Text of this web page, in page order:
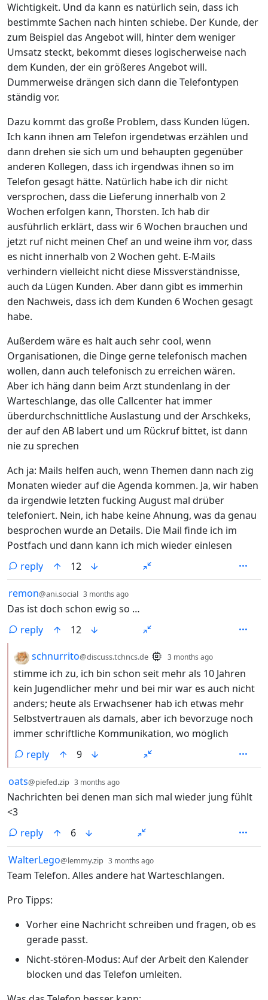
Wichtigkeit. Und da kann es natürlich sein, dass ich
bestimmte Sachen nach hinten schiebe. Der Kunde, der
zum Beispiel das Angebot will, hinter dem weniger
Umsatz steckt, bekommt dieses logischerweise nach
dem Kunden, der ein größeres Angebot will.
Dummerweise drängen sich dann die Telefontypen
ständig vor.
Dazu kommt das große Problem, dass Kunden lügen.
Ich kann ihnen am Telefon irgendetwas erzählen und
dann drehen sie sich um und behaupten gegenüber
anderen Kollegen, dass ich irgendwas ihnen so im
Telefon gesagt hätte. Natürlich habe ich dir nicht
versprochen, dass die Lieferung innerhalb von 2
Wochen erfolgen kann, Thorsten. Ich hab dir
ausführlich erklärt, dass wir 6 Wochen brauchen und
jetzt ruf nicht meinen Chef an und weine ihm vor, dass
es nicht innerhalb von 2 Wochen geht. E-Mails
verhindern vielleicht nicht diese Missverständnisse,
auch da Lügen Kunden. Aber dann gibt es immerhin
den Nachweis, dass ich dem Kunden 6 Wochen gesagt
habe.
Außerdem wäre es halt auch sehr cool, wenn
Organisationen, die Dinge gerne telefonisch machen
wollen, dann auch telefonisch zu erreichen wären.
Aber ich häng dann beim Arzt stundenlang in der
Warteschlange, das olle Callcenter hat immer
überdurchschnittliche Auslastung und der Arschkeks,
der auf den AB labert und um Rückruf bittet, ist dann
nie zu sprechen
Ach ja: Mails helfen auch, wenn Themen dann nach zig
Monaten wieder auf die Agenda kommen. Ja, wir haben
da irgendwie letzten fucking August mal drüber
telefoniert. Nein, ich habe keine Ahnung, was da genau
besprochen wurde an Details. Die Mail finde ich im
Postfach und dann kann ich mich wieder einlesen
reply
12
by
remon@ani.social 3 months ago
Das ist doch schon ewig so …
reply
12
by
schnurrito@discuss.tchncs.de 3 months ago
stimme ich zu, ich bin schon seit mehr als 10 Jahren
kein Jugendlicher mehr und bei mir war es auch nicht
anders; heute als Erwachsener hab ich etwas mehr
Selbstvertrauen als damals, aber ich bevorzuge noch
immer schriftliche Kommunikation, wo möglich
reply
9
by
oats@piefed.zip 3 months ago
Nachrichten bei denen man sich mal wieder jung fühlt
<3
reply
6
by
WalterLego@lemmy.zip 3 months ago
Team Telefon. Alles andere hat Warteschlangen.
Pro Tipps:
Vorher eine Nachricht schreiben und fragen, ob es
gerade passt.
Nicht-stören-Modus: Auf der Arbeit den Kalender
blocken und das Telefon umleiten.